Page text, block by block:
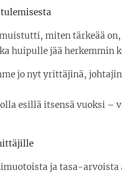
miten tärkeää
huipulle jää herkemmin
jo nyt yrittäjinä,
esillä itsensä vuoksi –
ja tasa-